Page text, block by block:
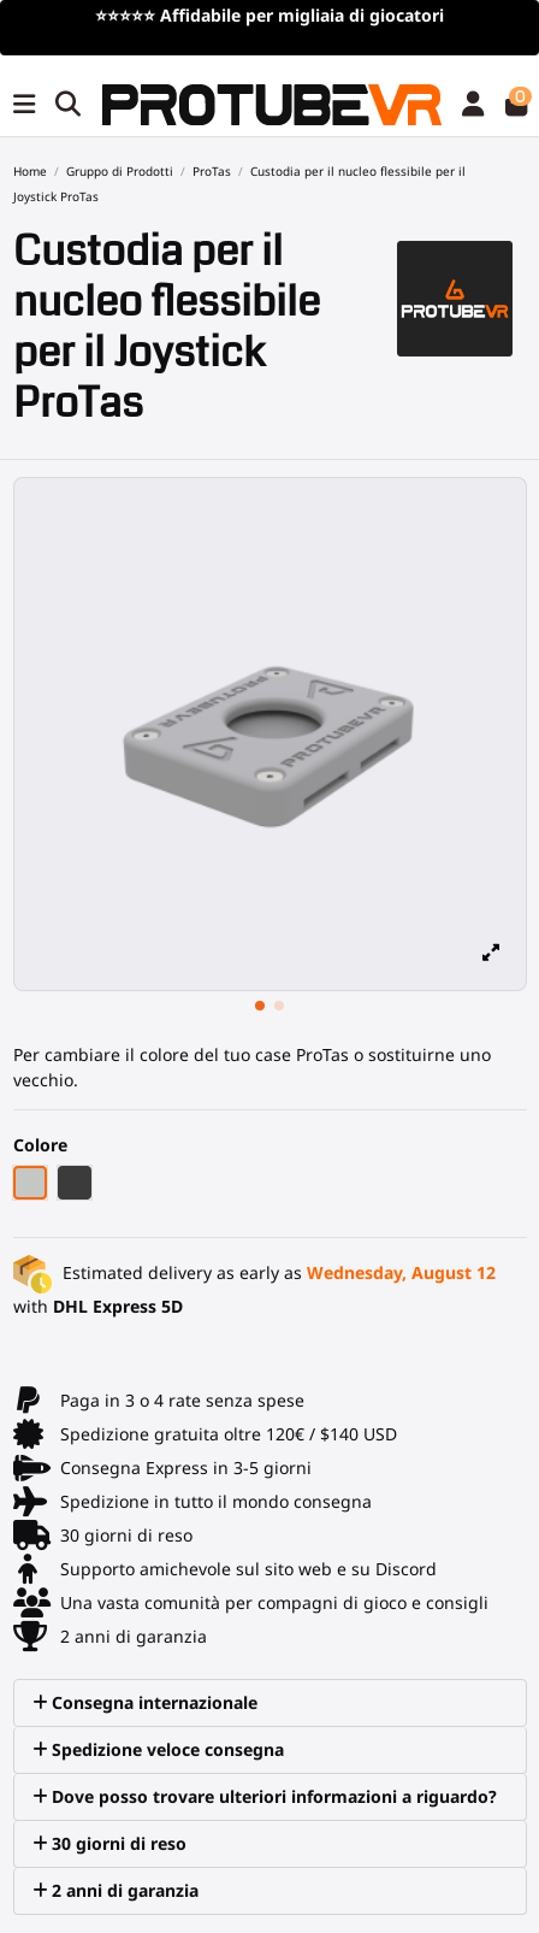
⭐⭐⭐⭐⭐ Affidabile per migliaia di giocatori
0
Home Gruppo di Prodotti ProTas
Custodia per il nucleo flessibile per il
Joystick ProTas
Custodia per il
nucleo flessibile
per il Joystick
ProTas
Per cambiare il colore del tuo case ProTas o sostituirne uno
vecchio.
Colore
Estimated delivery as early as Wednesday, August 12
with DHL Express 5D
Paga in 3 o 4 rate senza spese
Spedizione gratuita oltre 120€ / $140 USD
Consegna Express in 3-5 giorni
Spedizione in tutto il mondo consegna
30 giorni di reso
Supporto amichevole sul sito web e su Discord
Una vasta comunità per compagni di gioco e consigli
2 anni di garanzia
Consegna internazionale
Spedizione veloce consegna
Dove posso trovare ulteriori informazioni a riguardo?
30 giorni di reso
2 anni di garanzia